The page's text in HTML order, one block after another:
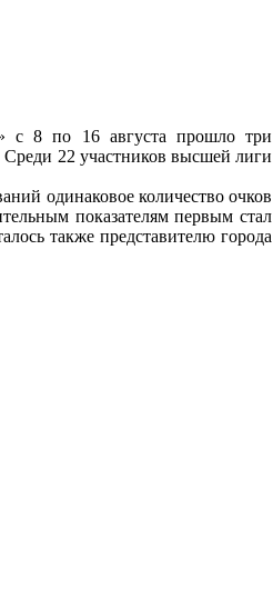
с 8 по 16 августа прошло три
22 участников высшей лиги
одинаковое количество очков
показателям первым стал
также представителю города